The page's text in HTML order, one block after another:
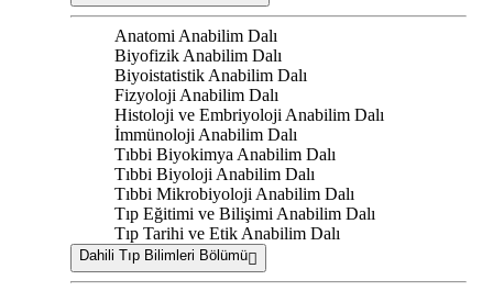
Anatomi Anabilim Dalı
Biyofizik Anabilim Dalı
Biyoistatistik Anabilim Dalı
Fizyoloji Anabilim Dalı
Histoloji ve Embriyoloji Anabilim Dalı
İmmünoloji Anabilim Dalı
Tıbbi Biyokimya Anabilim Dalı
Tıbbi Biyoloji Anabilim Dalı
Tıbbi Mikrobiyoloji Anabilim Dalı
Tıp Eğitimi ve Bilişimi Anabilim Dalı
Tıp Tarihi ve Etik Anabilim Dalı
Dahili Tıp Bilimleri Bölümü